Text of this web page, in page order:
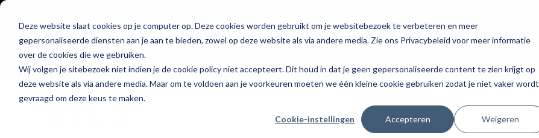
Deze website slaat cookies op je computer op. Deze cookies worden gebruikt om je websitebezoek te verbeteren en meer
gepersonaliseerde diensten aan je aan te bieden, zowel op deze website als via andere media. Zie ons Privacybeleid voor meer informatie
over de cookies die we gebruiken.
Wij volgen je sitebezoek niet indien je de cookie policy niet accepteert. Dit houd in dat je geen gepersonaliseerde content te zien krijgt op
deze website als via andere media. Maar om te voldoen aan je voorkeuren moeten we één kleine cookie gebruiken zodat je niet vaker wordt
gevraagd om deze keus te maken.
Cookie-instellingen Accepteren Weigeren
Hét platform voor
de horeca